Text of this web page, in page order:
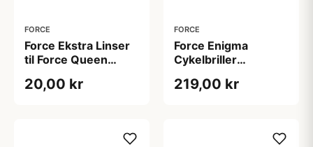
FORCE
Force Ekstra Linser
til Force Queen
20,00 kr
FORCE
Force Enigma
Cykelbriller
219,00 kr